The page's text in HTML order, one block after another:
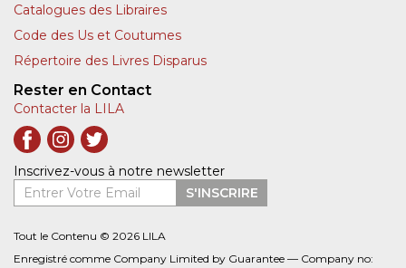
Catalogues des Libraires
Code des Us et Coutumes
Répertoire des Livres Disparus
Rester en Contact
Contacter la LILA
Inscrivez-vous à notre newsletter
Entrer Votre Email
S'INSCRIRE
Tout le Contenu © 2026 LILA
Enregistré comme Company Limited by Guarantee — Company no: